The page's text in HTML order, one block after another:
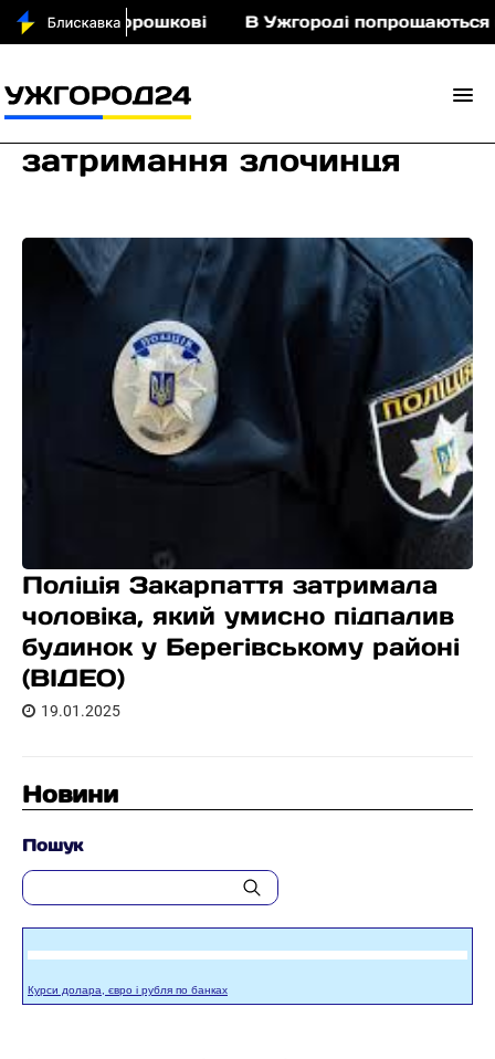
у Порошкові В Ужгороді попрощаються
затримання злочинця
Поліція Закарпаття затримала
чоловіка, який умисно підпалив
будинок у Берегівському районі
(ВІДЕО)
19.01.2025
Новини
Пошук
Курси долара, євро і рубля по банках